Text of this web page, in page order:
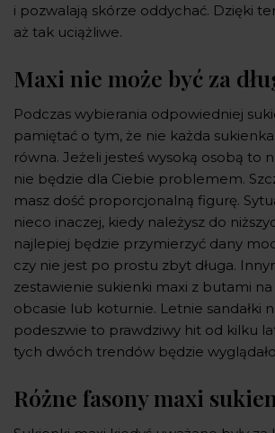
i pozwalają skórze oddychać. Dzięki
aż tak uciążliwe.
Maxi nie może być za
Podczas wybierania odpowiedniej
pamiętać o tym, że nie każda
równa. Jeżeli jesteś wysoką osobą to
nie będzie dla Ciebie problemem.
masz dość proporcjonalną figurę.
nieco inaczej, kiedy należysz do
najlepiej będzie przymierzyć dany
czy nie jest po prostu zbyt długa.
zestawienie sukienki maxi z butami
obcasie lub koturnie. Letnie sandałki
podeszwie to prawdziwy hit od kilku
tych dwóch trendów będzie
Różne fasony maxi